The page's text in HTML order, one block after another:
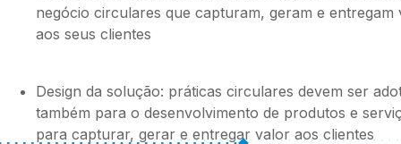
negócio circulares que capturam, geram e entregam
aos seus clientes
Design da solução: práticas circulares devem ser
também para o desenvolvimento de produtos e
para capturar, gerar e entregar valor aos clientes